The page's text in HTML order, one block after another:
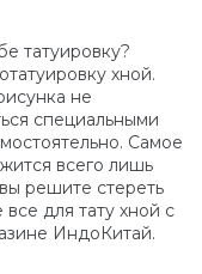
татуировку?
хной.
не
специальными
Самое
всего лишь
решите стереть
для тату хной с
ИндоКитай.